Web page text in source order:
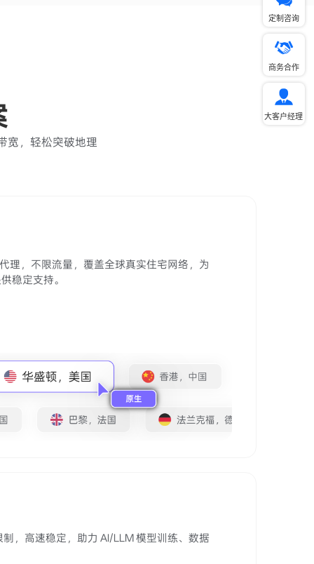
宽，轻松突破地理
理，不限流量，覆盖全球真实住宅网络，为
稳定支持。
，高速稳定，助力 AI/LLM 模型训练、数据
定制咨询
商务合作
大客户经理